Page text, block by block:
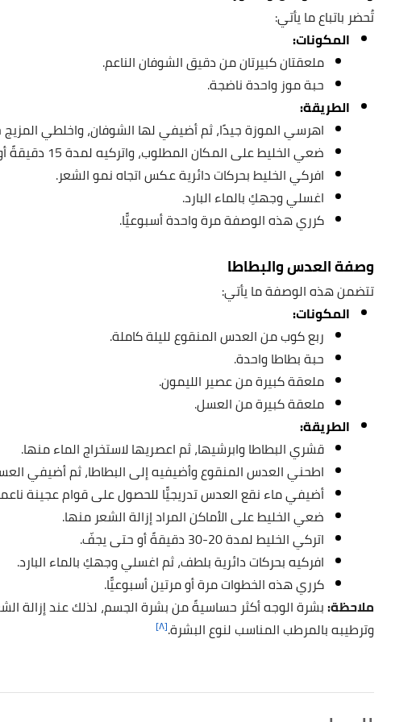
تُحضر باتباع ما يأتي:
المكونات:
ملعقتان كبيرتان من دقيق الشوفان الناعم.
حبة موز واحدة ناضجة.
الطريقة:
اهرسي الموزة جيدًا، ثم أضيفي لها الشوفان، واخلطي المزيج
ضعي الخليط على المكان المطلوب، واتركيه لمدة 15 دقيقةً أو حتى يجف.
افركي الخليط بحركات دائرية عكس اتجاه نمو الشعر.
اغسلي وجهكِ بالماء البارد.
كرري هذه الوصفة مرة واحدة أسبوعيًّا.
وصفة العدس والبطاطا
تتضمن هذه الوصفة ما يأتي:
المكونات:
ربع كوب من العدس المنقوع لليلة كاملة.
حبة بطاطا واحدة.
ملعقة كبيرة من عصير الليمون.
ملعقة كبيرة من العسل.
الطريقة:
قشري البطاطا وابرشيها، ثم اعصريها لاستخراج الماء منها.
اطحني العدس المنقوع وأضيفيه إلى البطاطا، ثم أضيفي
أضيفي ماء نقع العدس تدريجيًّا للحصول على قوام عجينة
ضعي الخليط على الأماكن المراد إزالة الشعر منها.
اتركي الخليط لمدة 20-30 دقيقةً أو حتى يجفّ.
افركيه بحركات دائرية بلطف، ثم اغسلي وجهكِ بالماء البارد.
كرري هذه الخطوات مرة أو مرتين أسبوعيًّا.
ملاحظة:بشرة الوجه أكثر حساسيةً من بشرة الجسم، لذلك عند إزالة
وترطيبه بالمرطب المناسب لنوع البشرة.[٨]